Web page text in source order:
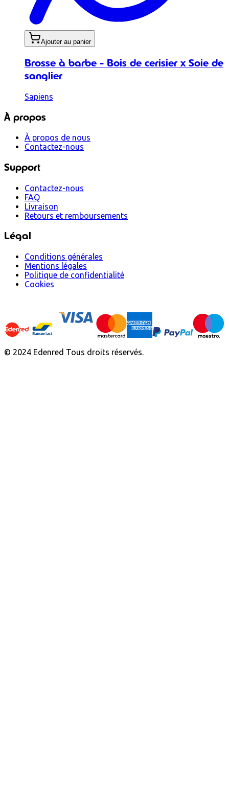
Ajouter au panier
Brosse à barbe - Bois de cerisier x Soie de
sanglier
Sapiens
À propos
À propos de nous
Contactez-nous
Support
Contactez-nous
FAQ
Livraison
Retours et remboursements
Légal
Conditions générales
Mentions légales
Politique de confidentialité
Cookies
© 2024 Edenred Tous droits réservés.